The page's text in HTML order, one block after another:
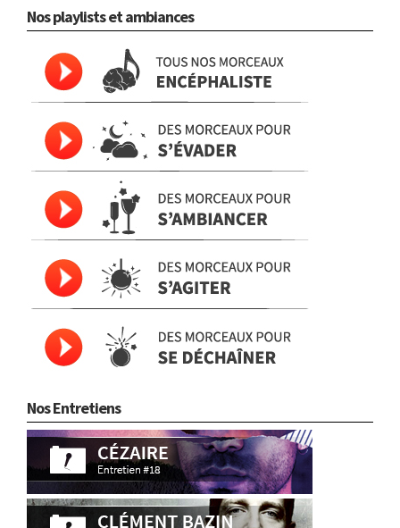
Nos playlists et ambiances
Nos Entretiens